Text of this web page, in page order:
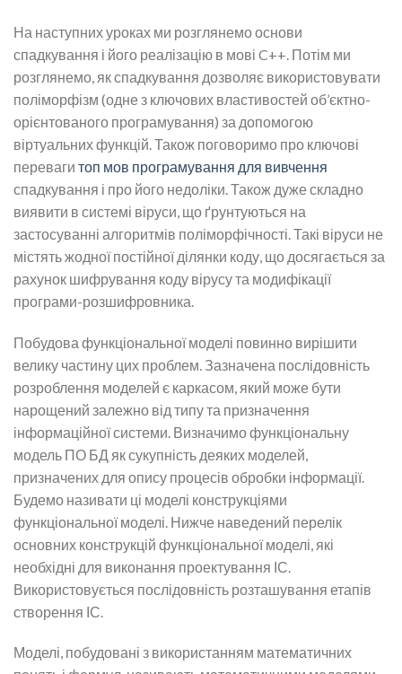
На наступних уроках ми розглянемо основи
спадкування і його реалізацію в мові C++. Потім ми
розглянемо, як спадкування дозволяє використовувати
поліморфізм (одне з ключових властивостей об’єктно-
орієнтованого програмування) за допомогою
віртуальних функцій. Також поговоримо про ключові
переваги топ мов програмування для вивчення
спадкування і про його недоліки. Також дуже складно
виявити в системі віруси, що ґрунтуються на
застосуванні алгоритмів поліморфічності. Такі віруси не
містять жодної постійної ділянки коду, що досягається за
рахунок шифрування коду вірусу та модифікації
програми-розшифровника.
Побудова функціональної моделі повинно вирішити
велику частину цих проблем. Зазначена послідовність
розроблення моделей є каркасом, який може бути
нарощений залежно від типу та призначення
інформаційної системи. Визначимо функціональну
модель ПО БД як сукупність деяких моделей,
призначених для опису процесів обробки інформації.
Будемо називати ці моделі конструкціями
функціональної моделі. Нижче наведений перелік
основних конструкцій функціональної моделі, які
необхідні для виконання проектування ІС.
Використовується послідовність розташування етапів
створення ІС.
Моделі, побудовані з використанням математичних